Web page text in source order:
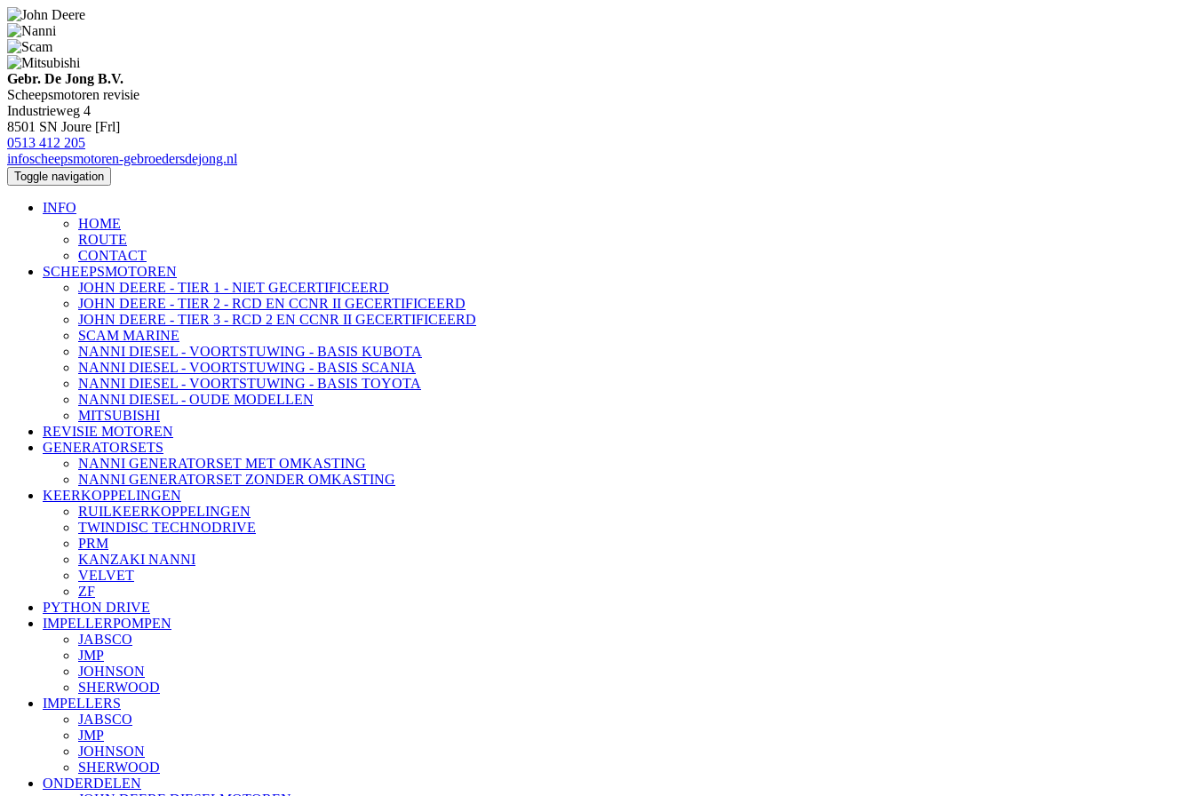
Gebr. De Jong B.V.
Scheepsmotoren revisie
Industrieweg 4
8501 SN Joure [Frl]
0513 412 205
infoscheepsmotoren-gebroedersdejong.nl
Toggle navigation
INFO
HOME
ROUTE
CONTACT
SCHEEPSMOTOREN
JOHN DEERE - TIER 1 - NIET GECERTIFICEERD
JOHN DEERE - TIER 2 - RCD EN CCNR II GECERTIFICEERD
JOHN DEERE - TIER 3 - RCD 2 EN CCNR II GECERTIFICEERD
SCAM MARINE
NANNI DIESEL - VOORTSTUWING - BASIS KUBOTA
NANNI DIESEL - VOORTSTUWING - BASIS SCANIA
NANNI DIESEL - VOORTSTUWING - BASIS TOYOTA
NANNI DIESEL - OUDE MODELLEN
MITSUBISHI
REVISIE MOTOREN
GENERATORSETS
NANNI GENERATORSET MET OMKASTING
NANNI GENERATORSET ZONDER OMKASTING
KEERKOPPELINGEN
RUILKEERKOPPELINGEN
TWINDISC TECHNODRIVE
PRM
KANZAKI NANNI
VELVET
ZF
PYTHON DRIVE
IMPELLERPOMPEN
JABSCO
JMP
JOHNSON
SHERWOOD
IMPELLERS
JABSCO
JMP
JOHNSON
SHERWOOD
ONDERDELEN